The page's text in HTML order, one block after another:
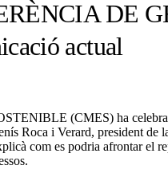
DE
actual
(CMES) ha
Roca i Verard, president
com es podria afrontar el